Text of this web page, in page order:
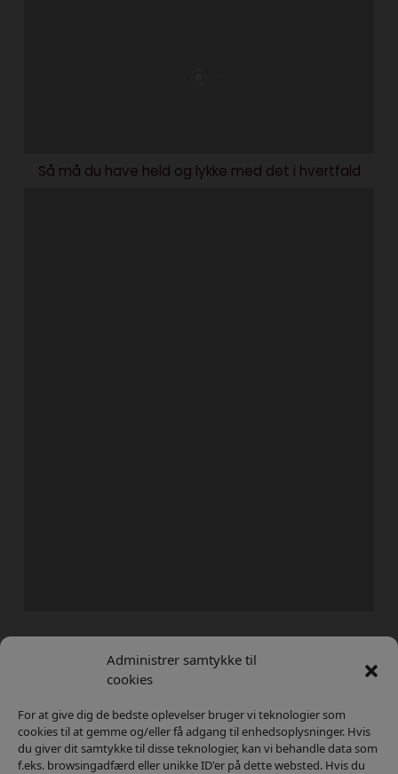
Administrer samtykke til
cookies
For at give dig de bedste oplevelser bruger vi teknologier som
cookies til at gemme og/eller få adgang til enhedsoplysninger. Hvis
du giver dit samtykke til disse teknologier, kan vi behandle data som
f.eks. browsingadfærd eller unikke ID'er på dette websted. Hvis du
Så må du have held og lykke med det i hvertfald
Kontakt